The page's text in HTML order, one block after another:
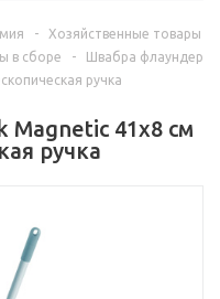
-
Хозяйственные товары
в сборе -
Швабра флаундер
ручка
41х8 см
ручка